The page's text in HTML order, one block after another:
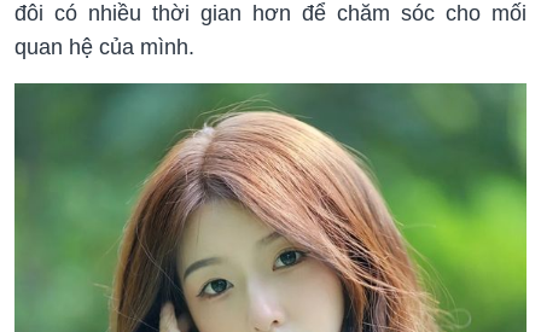
đôi có nhiều thời gian hơn để chăm sóc cho mối
quan hệ của mình.